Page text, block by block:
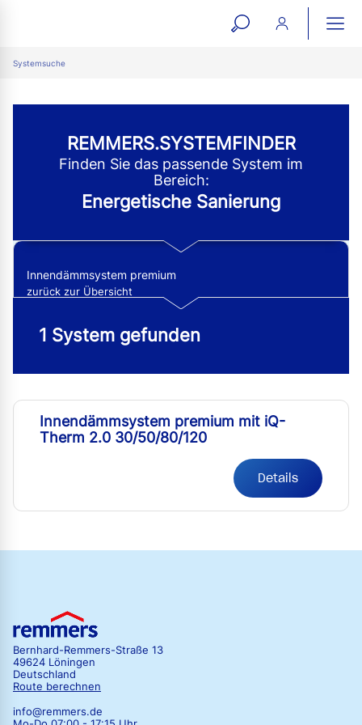
open
Systemsuche
REMMERS.SYSTEMFINDER
Finden Sie das passende System im
Bereich:
Energetische Sanierung
Innendämmsystem premium
zurück zur Übersicht
1 System gefunden
Innendämmsystem premium mit iQ-
Therm 2.0 30/50/80/120
Details
Bernhard-Remmers-Straße 13
49624 Löningen
Deutschland
Route berechnen
info@remmers.de